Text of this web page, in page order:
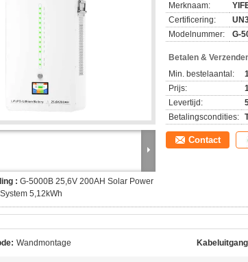
: G-5000B 25,6V 200AH Solar Power
5,12kWh
Merknaam:
Certificering:
Modelnummer:
G-
Betalen &
Min. bestelaantal:
Prijs:
Levertijd:
Betalingscondities:
Contact
Wandmontage